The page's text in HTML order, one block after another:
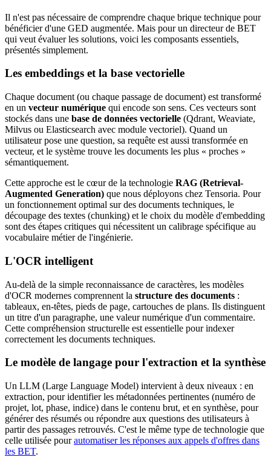
Il n'est pas nécessaire de comprendre chaque brique technique pour
bénéficier d'une GED augmentée. Mais pour un directeur de BET
qui veut évaluer les solutions, voici les composants essentiels,
présentés simplement.
Les embeddings et la base vectorielle
Chaque document (ou chaque passage de document) est transformé
en un vecteur numérique qui encode son sens. Ces vecteurs sont
stockés dans une base de données vectorielle (Qdrant, Weaviate,
Milvus ou Elasticsearch avec module vectoriel). Quand un
utilisateur pose une question, sa requête est aussi transformée en
vecteur, et le système trouve les documents les plus « proches »
sémantiquement.
Cette approche est le cœur de la technologie RAG (Retrieval-
Augmented Generation) que nous déployons chez Tensoria. Pour
un fonctionnement optimal sur des documents techniques, le
découpage des textes (chunking) et le choix du modèle d'embedding
sont des étapes critiques qui nécessitent un calibrage spécifique au
vocabulaire métier de l'ingénierie.
L'OCR intelligent
Au-delà de la simple reconnaissance de caractères, les modèles
d'OCR modernes comprennent la structure des documents :
tableaux, en-têtes, pieds de page, cartouches de plans. Ils distinguent
un titre d'un paragraphe, une valeur numérique d'un commentaire.
Cette compréhension structurelle est essentielle pour indexer
correctement les documents techniques.
Le modèle de langage pour l'extraction et la synthèse
Un LLM (Large Language Model) intervient à deux niveaux : en
extraction, pour identifier les métadonnées pertinentes (numéro de
projet, lot, phase, indice) dans le contenu brut, et en synthèse, pour
générer des résumés ou répondre aux questions des utilisateurs à
partir des passages retrouvés. C'est le même type de technologie que
celle utilisée pourautomatiser les réponses aux appels d'offres dans
les BET.